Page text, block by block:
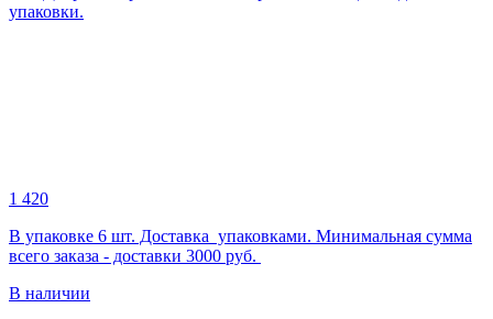
упаковки.
1 420
В упаковке 6 шт. Доставка упаковками. Минимальная сумма
всего заказа - доставки 3000 руб.
В наличии